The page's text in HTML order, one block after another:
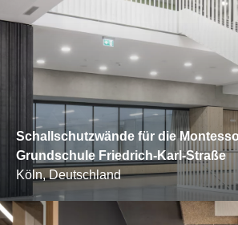
Schallschutzwände für die
Grundschule Friedrich-Karl-Straße
Köln, Deutschland